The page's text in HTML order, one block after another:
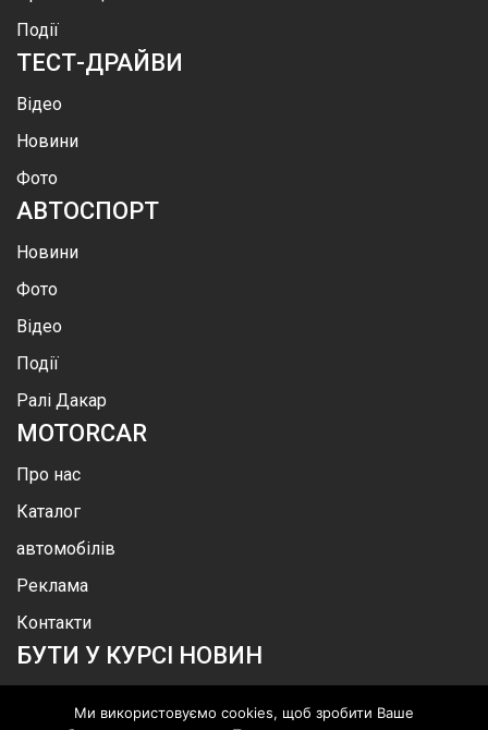
Події
ТЕСТ-ДРАЙВИ
Відео
Новини
Фото
АВТОСПОРТ
Новини
Фото
Відео
Події
Ралі Дакар
MOTORCAR
Про нас
Каталог
автомобілів
Реклама
Контакти
БУТИ У КУРСІ НОВИН
Ми використовуємо cookies, щоб зробити Ваше